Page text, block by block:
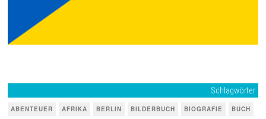
Schlagwörter
ABENTEUER AFRIKA BERLIN BILDERBUCH BIOGRAFIE
BUCH